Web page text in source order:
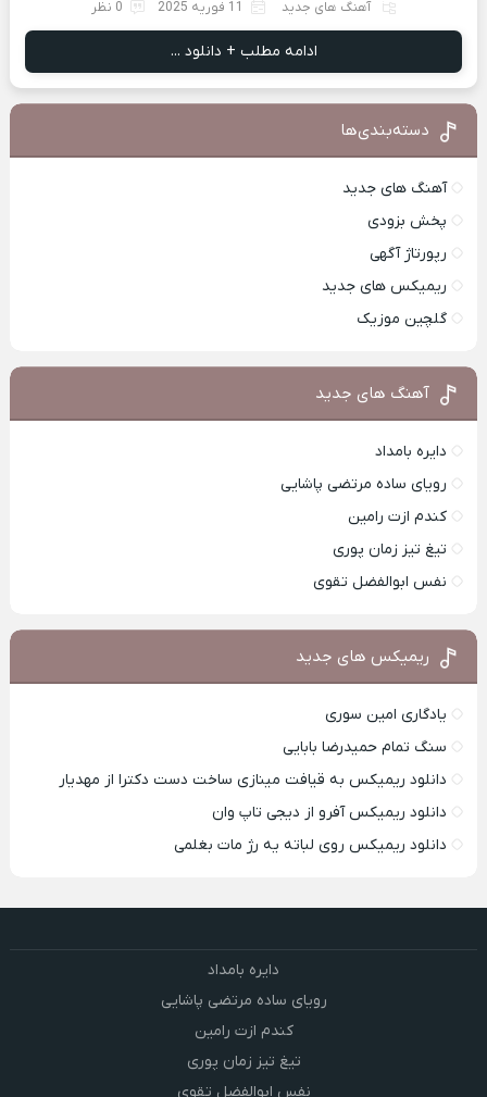
آهنگ های جدید 11 فوریه 2025 0 نظر
ادامه مطلب + دانلود ...
دسته‌بندی‌ها
آهنگ های جدید
پخش بزودی
رپورتاژ آگهی
ریمیکس های جدید
گلچین موزیک
آهنگ های جدید
دایره بامداد
رویای ساده مرتضی پاشایی
کندم ازت رامین
تیغ تیز زمان پوری
نفس ابوالفضل تقوی
ریمیکس های جدید
یادگاری امین سوری
سنگ تمام حمیدرضا بابایی
دانلود ریمیکس به قیافت مینازی ساخت دست دکترا از مهدیار
دانلود ریمیکس آفرو از ديجی تاپ وان
دانلود ریمیکس روی لباته یه رژ مات بغلمی
دایره بامداد
رویای ساده مرتضی پاشایی
کندم ازت رامین
تیغ تیز زمان پوری
نفس ابوالفضل تقوی